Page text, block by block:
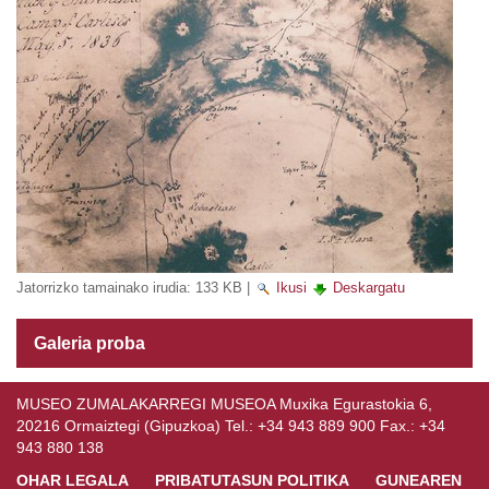
Jatorrizko tamainako irudia: 133 KB Ikusi Deskargatu
Galeria proba
MUSEO ZUMALAKARREGI MUSEOA Muxika Egurastokia 6,
20216 Ormaiztegi (Gipuzkoa) Tel.: +34 943 889 900 Fax.: +34
943 880 138
OHAR LEGALA
PRIBATUTASUN POLITIKA GUNEAREN